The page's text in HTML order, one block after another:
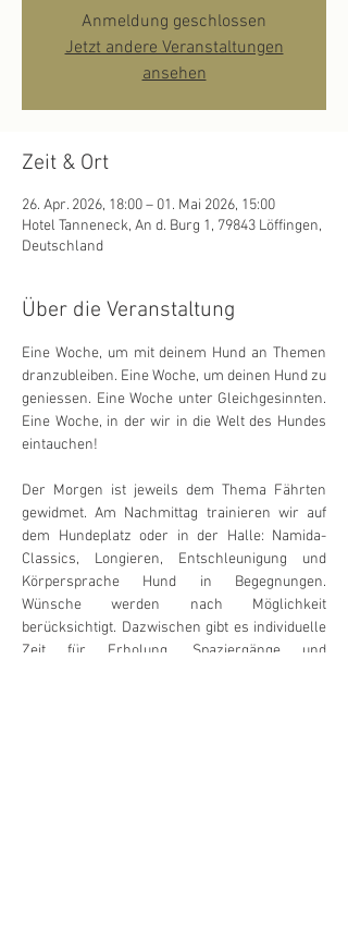
Anmeldung geschlossen
Jetzt andere Veranstaltungen
ansehen
Zeit & Ort
26. Apr. 2026, 18:00 – 01. Mai 2026, 15:00
Hotel Tanneneck, An d. Burg 1, 79843 Löffingen,
Deutschland
Über die Veranstaltung
Eine Woche, um mit deinem Hund an Themen
dranzubleiben. Eine Woche, um deinen Hund zu
geniessen. Eine Woche unter Gleichgesinnten.
Eine Woche, in der wir in die Welt des Hundes
eintauchen!
Der Morgen ist jeweils dem Thema Fährten
gewidmet. Am Nachmittag trainieren wir auf
dem Hundeplatz oder in der Halle: Namida-
Classics, Longieren, Entschleunigung und
Körpersprache Hund in Begegnungen.
Wünsche werden nach Möglichkeit
berücksichtigt. Dazwischen gibt es individuelle
Zeit für Erholung, Spaziergänge und